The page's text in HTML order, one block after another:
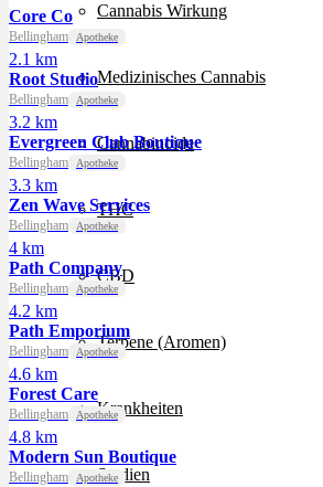
Cannabis Wirkung
Medizinisches Cannabis
Cannabinoide
THC
CBD
Terpene (Aromen)
Krankheiten
Studien
Core Co
Bellingham Apotheke
2.1 km
Root Studio
Bellingham Apotheke
3.2 km
Evergreen Club Boutique
Bellingham Apotheke
3.3 km
Zen Wave Services
Bellingham Apotheke
4 km
Path Company
Bellingham Apotheke
4.2 km
Path Emporium
Bellingham Apotheke
4.6 km
Forest Care
Bellingham Apotheke
4.8 km
Modern Sun Boutique
Bellingham Apotheke